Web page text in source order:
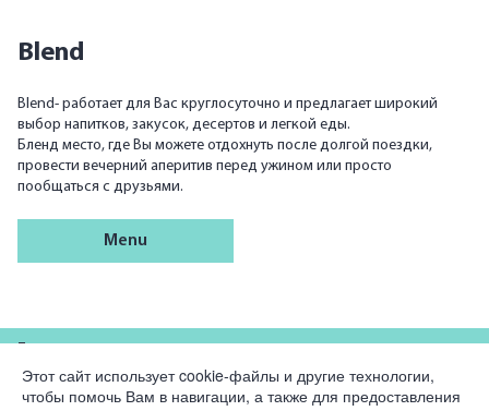
Blend
Blend- работает для Вас круглосуточно и предлагает широкий
выбор напитков, закусок, десертов и легкой еды.
Бленд место, где Вы можете отдохнуть после долгой поездки,
провести вечерний аперитив перед ужином или просто
пообщаться с друзьями.
Menu
Company
Этот сайт использует cookie-файлы и другие технологии,
чтобы помочь Вам в навигации, а также для предоставления